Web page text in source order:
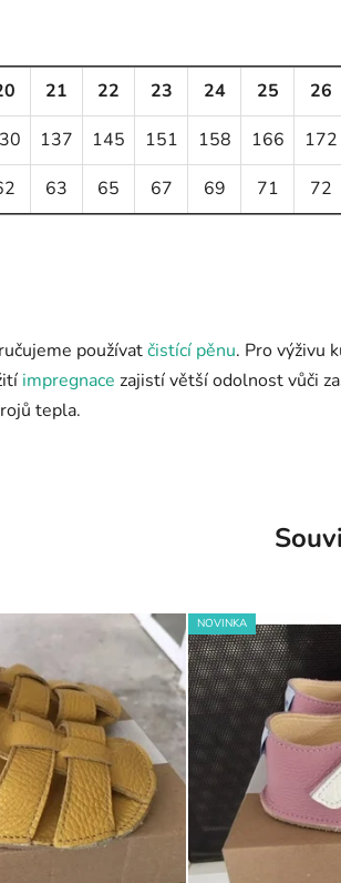
21 22 23 24 25 26
137 145 151 158 166 172
63 65 67 69 71 72
používatčistící pěnu. Pro výživu
impregnace zajistí větší odolnost vůči
tepla.
NOVINKA